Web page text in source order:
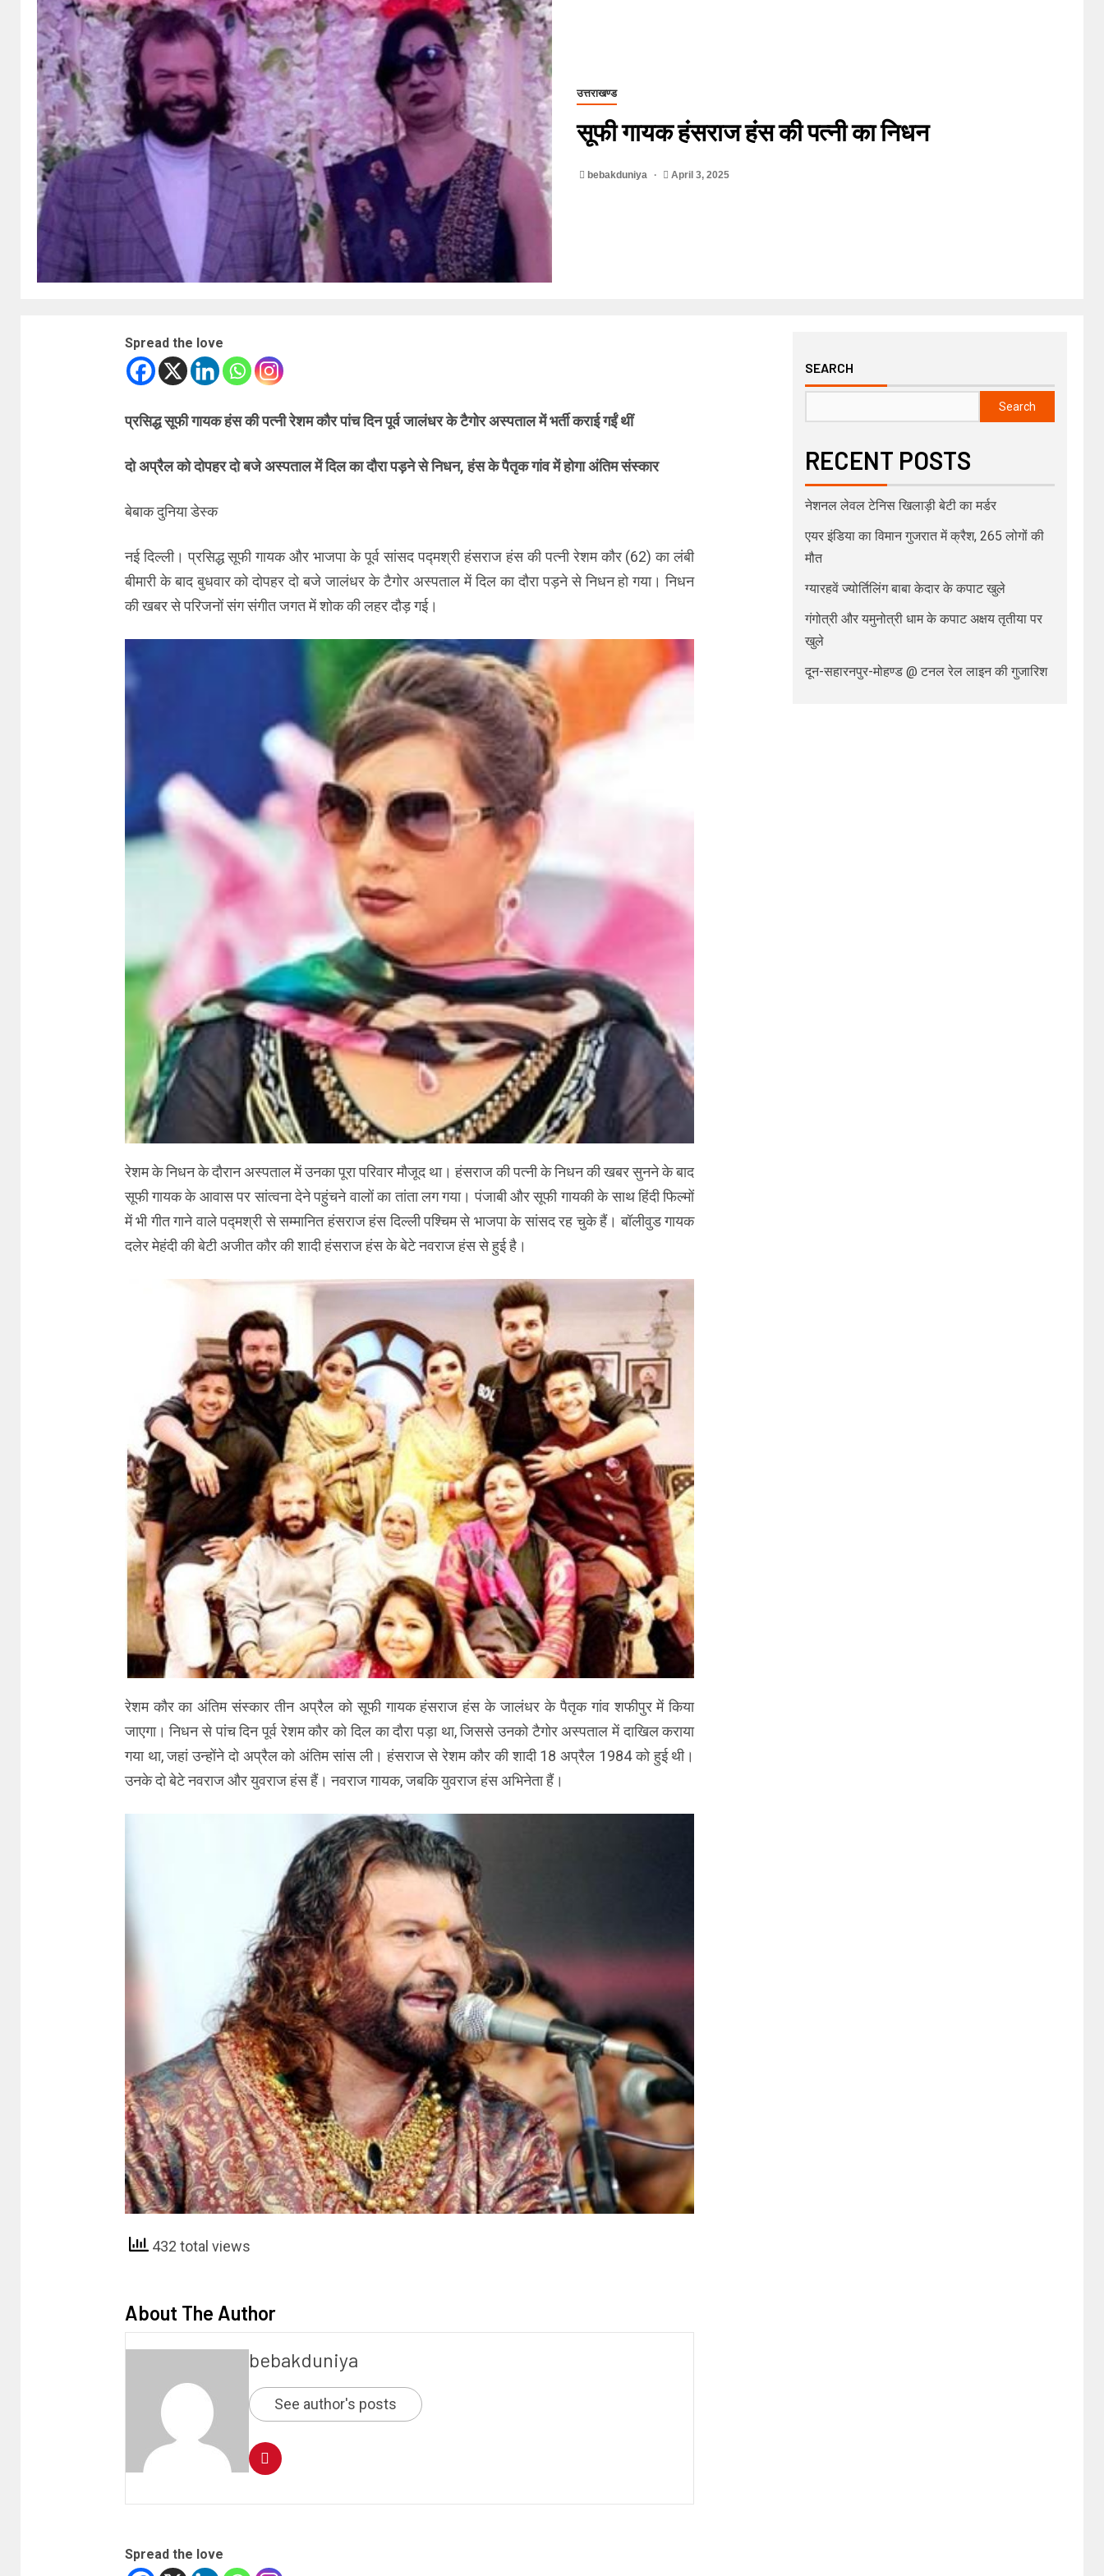
उत्तराखण्ड
सूफी गायक हंसराज हंस की पत्नी का निधन
bebakduniya April 3, 2025
Spread the love
प्रसिद्ध सूफी गायक हंस की पत्नी रेशम काैर पांच दिन पूर्व जालंधर के टैगोर अस्पताल में भर्ती कराई गईं थीं
दो अप्रैल को दोपहर दो बजे अस्पताल में दिल का दौरा पड़ने से निधन, हंस के पैतृक गांव में होगा अंतिम संस्कार
बेबाक दुनिया डेस्क
नई दिल्ली। प्रसिद्ध सूफी गायक और भाजपा के पूर्व सांसद पद्मश्री हंसराज हंस की पत्नी रेशम कौर (62) का लंबी
बीमारी के बाद बुधवार को दोपहर दो बजे जालंधर के टैगोर अस्पताल में दिल का दौरा पड़ने से निधन हो गया। निधन
की खबर से परिजनों संग संगीत जगत में शोक की लहर दौड़ गई।
रेशम के निधन के दौरान अस्पताल में उनका पूरा परिवार मौजूद था। हंसराज की पत्नी के निधन की खबर सुनने के बाद
सूफी गायक के आवास पर सांत्वना देने पहुंचने वालों का तांता लग गया। पंजाबी और सूफी गायकी के साथ हिंदी फिल्मों
में भी गीत गाने वाले पद्मश्री से सम्मानित हंसराज हंस दिल्ली पश्चिम से भाजपा के सांसद रह चुके हैं। बॉलीवुड गायक
दलेर मेहंदी की बेटी अजीत कौर की शादी हंसराज हंस के बेटे नवराज हंस से हुई है।
रेशम कौर का अंतिम संस्कार तीन अप्रैल को सूफी गायक हंसराज हंस के जालंधर के पैतृक गांव शफीपुर में किया
जाएगा। निधन से पांच दिन पूर्व रेशम कौर को दिल का दौरा पड़ा था, जिससे उनको टैगोर अस्पताल में दाखिल कराया
गया था, जहां उन्होंने दो अप्रैल को अंतिम सांस ली। हंसराज से रेशम कौर की शादी 18 अप्रैल 1984 को हुई थी।
उनके दो बेटे नवराज और युवराज हंस हैं। नवराज गायक, जबकि युवराज हंस अभिनेता हैं।
432 total views
About The Author
bebakduniya
See author's posts
Spread the love
SEARCH
Search
RECENT POSTS
नेशनल लेवल टेनिस खिलाड़ी बेटी का मर्डर
एयर इंडिया का विमान गुजरात में क्रैश, 265 लोगों की
मौत
ग्यारहवें ज्योर्तिलिंग बाबा केदार के कपाट खुले
गंगोत्री और यमुनोत्री धाम के कपाट अक्षय तृतीया पर
खुले
दून-सहारनपुर-मोहण्ड @ टनल रेल लाइन की गुजारिश